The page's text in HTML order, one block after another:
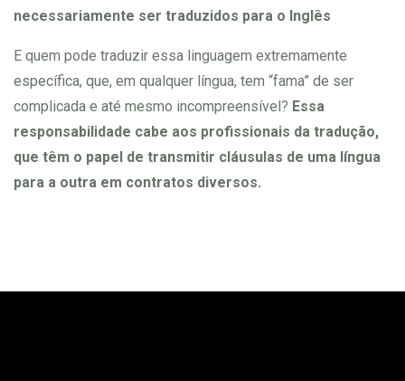
necessariamente ser traduzidos para o Inglês
E quem pode traduzir essa linguagem extremamente
específica, que, em qualquer língua, tem “fama” de ser
complicada e até mesmo incompreensível? Essa
responsabilidade cabe aos profissionais da tradução,
que têm o papel de transmitir cláusulas de uma língua
para a outra em contratos diversos.